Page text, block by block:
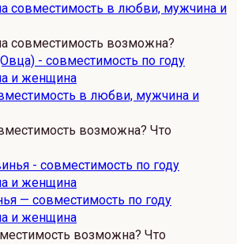
совместимость в любви, мужчина и
совместимость возможна?
в любви, мужчина и
возможна? Что
— совместимость по году
и женщина
возможна? Что